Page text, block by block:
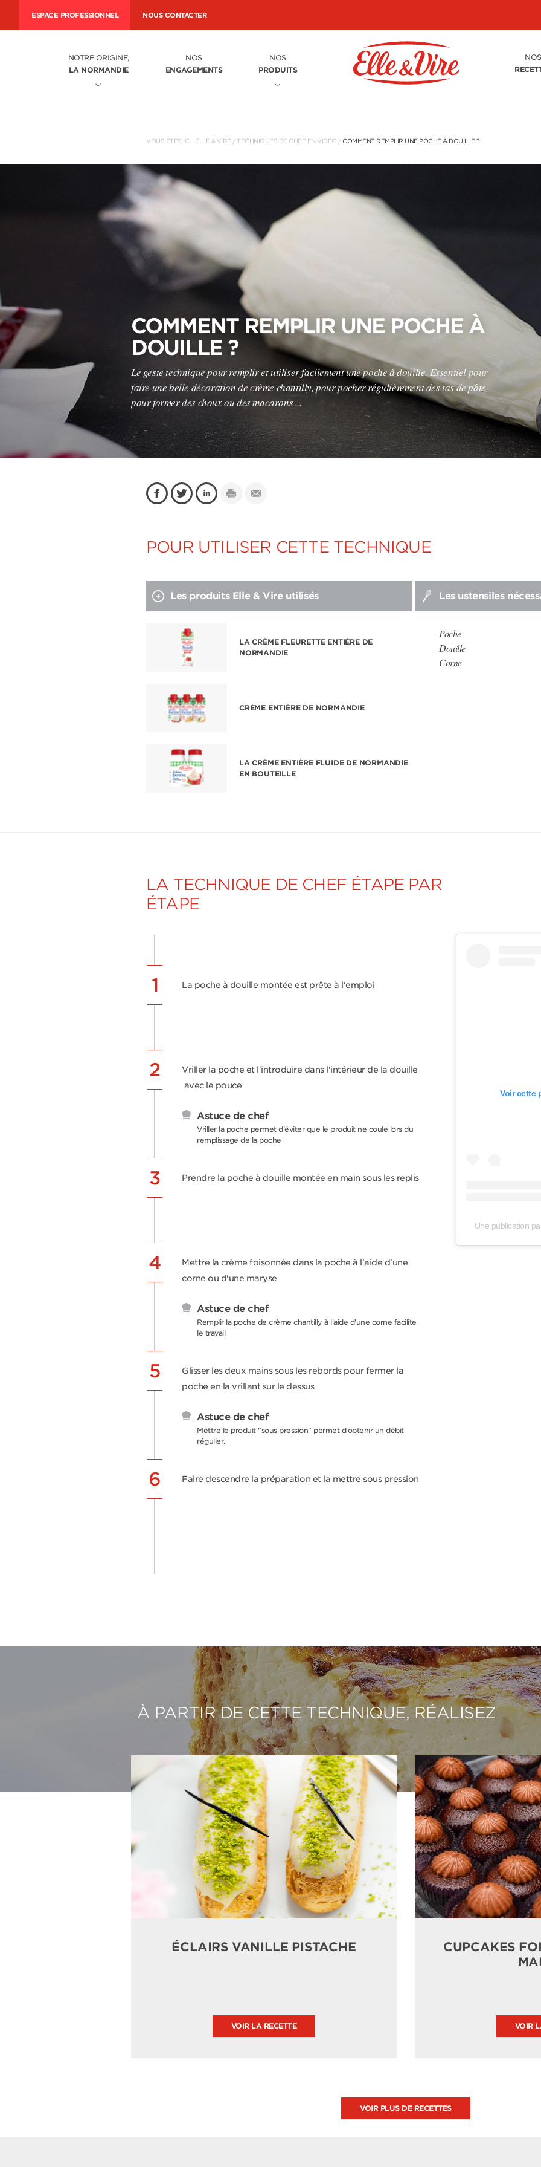
ESPACE PROFESSIONNEL NOUS CONTACTER
NOTRE ORIGINE,
LA NORMANDIE
NOS
ENGAGEMENTS
NOS
PRODUITS
NOS
VOUS ÊTES ICI : ELLE & VIRE / TECHNIQUES DE CHEF EN VIDÉO /COMMENT REMPLIR UNE POCHE À DOUILLE ?
COMMENT REMPLIR UNE POCHE À
DOUILLE ?
Le geste technique pour remplir et utiliser facilement une poche à douille. Essentiel pour
faire une belle décoration de crème chantilly, pour pocher régulièrement des tas de pâte
pour former des choux ou des macarons ...
POUR UTILISER CETTE TECHNIQUE
Les produits Elle & Vire utilisés
LA CRÈME FLEURETTE ENTIÈRE DE
NORMANDIE
CRÈME ENTIÈRE DE NORMANDIE
LA CRÈME ENTIÈRE FLUIDE DE NORMANDIE
EN BOUTEILLE
Les ustensiles
Poche
Douille
Corne
LA TECHNIQUE DE CHEF ÉTAPE PAR
ÉTAPE
1 La poche à douille montée est prête à l'emploi
2
Vriller la poche et l'introduire dans l'intérieur de la douille
avec le pouce
Astuce de chef
Vriller la poche permet d'éviter que le produit ne coule lors du
remplissage de la poche
3 Prendre la poche à douille montée en main sous les replis
4
Mettre la crème foisonnée dans la poche à l'aide d'une
corne ou d'une maryse
Astuce de chef
Remplir la poche de crème chantilly à l'aide d'une corne facilite
le travail
5
Glisser les deux mains sous les rebords pour fermer la
poche en la vrillant sur le dessus
Astuce de chef
Mettre le produit "sous pression" permet d'obtenir un débit
régulier.
6 Faire descendre la préparation et la mettre sous pression
Voir cette
Une publication
À PARTIR DE CETTE TECHNIQUE, RÉALISEZ
ÉCLAIRS VANILLE PISTACHE
VOIR LA RECETTE
CUPCAKES
VOIR
VOIR PLUS DE RECETTES